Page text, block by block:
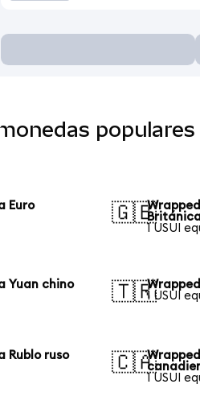
populares
Euro
🇬🇧
1 USUI
Yuan chino
🇹🇷1 USUI
Rublo ruso
🇨🇦
1 USUI